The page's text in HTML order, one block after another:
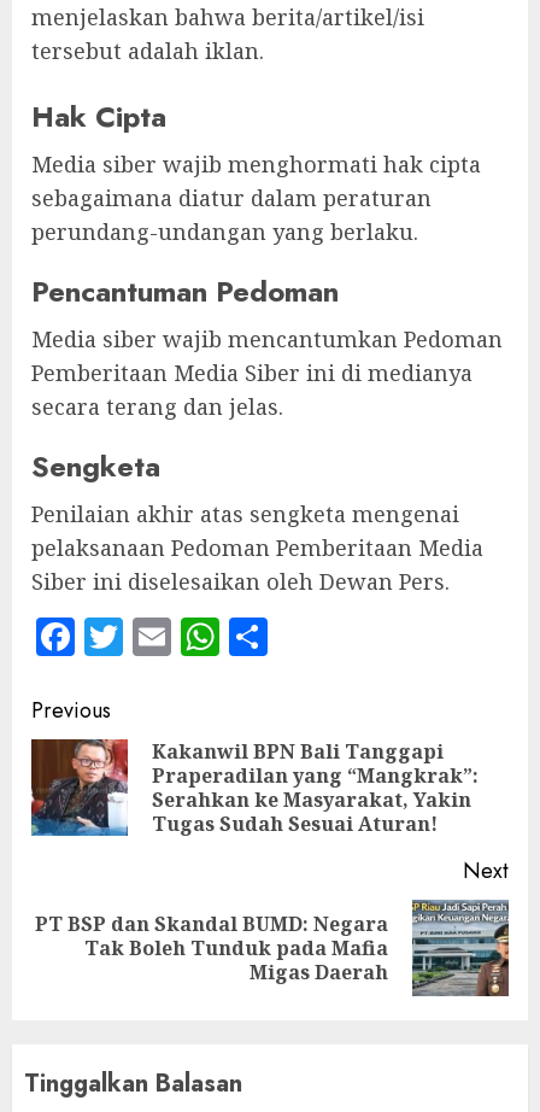
menjelaskan bahwa berita/artikel/isi
tersebut adalah iklan.
Hak Cipta
Media siber wajib menghormati hak cipta
sebagaimana diatur dalam peraturan
perundang-undangan yang berlaku.
Pencantuman Pedoman
Media siber wajib mencantumkan Pedoman
Pemberitaan Media Siber ini di medianya
secara terang dan jelas.
Sengketa
Penilaian akhir atas sengketa mengenai
pelaksanaan Pedoman Pemberitaan Media
Siber ini diselesaikan oleh Dewan Pers.
Facebook
Twitter
EmailWhatsApp
Continue
Reading
Previous
Kakanwil BPN Bali Tanggapi
Praperadilan yang “Mangkrak”:
Serahkan ke Masyarakat, Yakin
Tugas Sudah Sesuai Aturan!
Next
Next
PT BSP dan Skandal BUMD: Negara
Tak Boleh Tunduk pada Mafia
Migas Daerah
Tinggalkan Balasan